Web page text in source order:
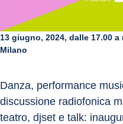
13 giugno, 2024, dalle 17.00 a
Milano
Danza, performance
discussione radiofonica
teatro, djset e talk: